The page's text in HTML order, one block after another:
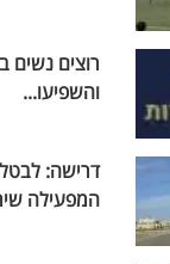
רוצים נשים
והשפיעו...
דרישה:
המפעילה